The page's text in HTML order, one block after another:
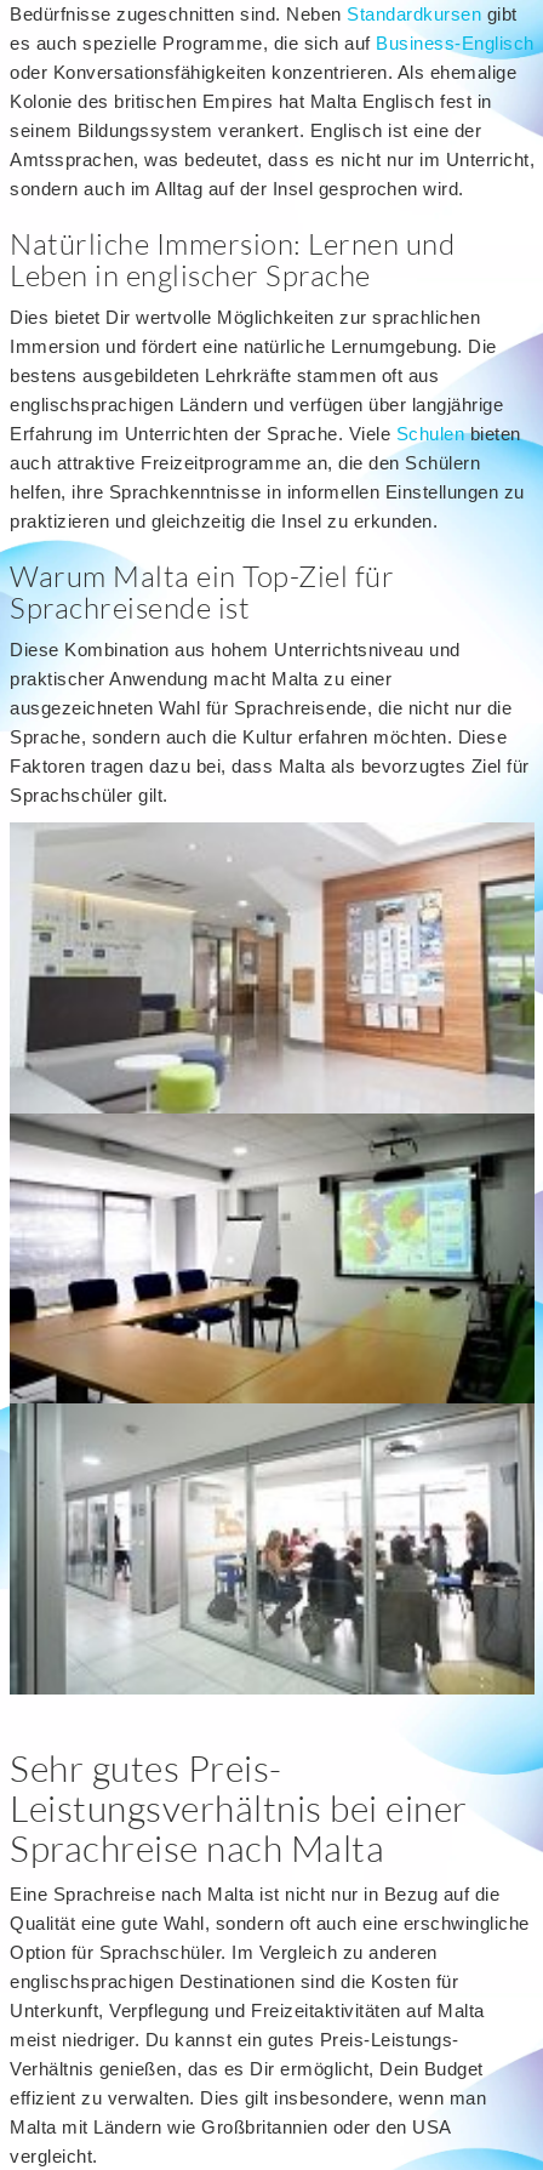
Bedürfnisse zugeschnitten sind. Neben Standardkursen gibt
es auch spezielle Programme, die sich auf Business-Englisch
oder Konversationsfähigkeiten konzentrieren. Als ehemalige
Kolonie des britischen Empires hat Malta Englisch fest in
seinem Bildungssystem verankert. Englisch ist eine der
Amtssprachen, was bedeutet, dass es nicht nur im Unterricht,
sondern auch im Alltag auf der Insel gesprochen wird.
Natürliche Immersion: Lernen und
Leben in englischer Sprache
Dies bietet Dir wertvolle Möglichkeiten zur sprachlichen
Immersion und fördert eine natürliche Lernumgebung. Die
bestens ausgebildeten Lehrkräfte stammen oft aus
englischsprachigen Ländern und verfügen über langjährige
Erfahrung im Unterrichten der Sprache. Viele Schulenbieten
auch attraktive Freizeitprogramme an, die den Schülern
helfen, ihre Sprachkenntnisse in informellen Einstellungen zu
praktizieren und gleichzeitig die Insel zu erkunden.
Warum Malta ein Top-Ziel für
Sprachreisende ist
Diese Kombination aus hohem Unterrichtsniveau und
praktischer Anwendung macht Malta zu einer
ausgezeichneten Wahl für Sprachreisende, die nicht nur die
Sprache, sondern auch die Kultur erfahren möchten. Diese
Faktoren tragen dazu bei, dass Malta als bevorzugtes Ziel für
Sprachschüler gilt.
Sehr gutes Preis-
Leistungsverhältnis bei einer
Sprachreise nach Malta
Eine Sprachreise nach Malta ist nicht nur in Bezug auf die
Qualität eine gute Wahl, sondern oft auch eine erschwingliche
Option für Sprachschüler. Im Vergleich zu anderen
englischsprachigen Destinationen sind die Kosten für
Unterkunft, Verpflegung und Freizeitaktivitäten auf Malta
meist niedriger. Du kannst ein gutes Preis-Leistungs-
Verhältnis genießen, das es Dir ermöglicht, Dein Budget
effizient zu verwalten. Dies gilt insbesondere, wenn man
Malta mit Ländern wie Großbritannien oder den USA
vergleicht.